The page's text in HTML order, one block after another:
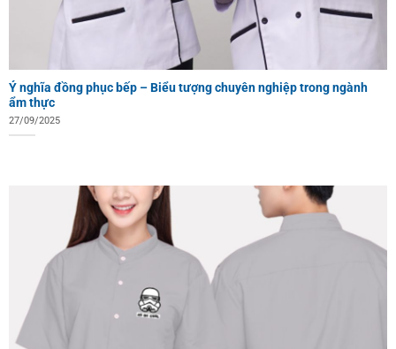
Ý nghĩa đồng phục bếp – Biểu tượng chuyên nghiệp trong ngành
ẩm thực
27/09/2025